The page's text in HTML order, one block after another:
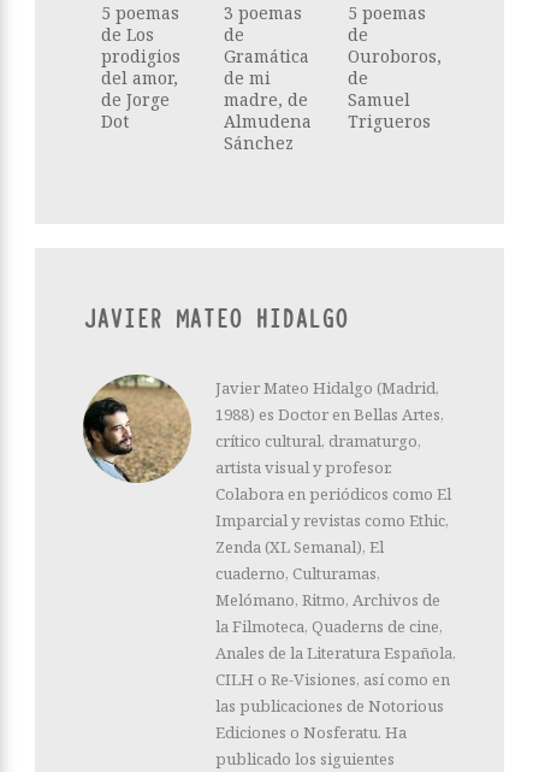
5 poemas
de Los
prodigios
del amor,
de Jorge
Dot
3 poemas
de
Gramática
de mi
madre, de
Almudena
Sánchez
5 poemas
de
Ouroboros,
de
Samuel
Trigueros
JAVIER MATEO HIDALGO
Javier Mateo Hidalgo (Madrid,
1988) es Doctor en Bellas Artes,
crítico cultural, dramaturgo,
artista visual y profesor.
Colabora en periódicos como El
Imparcial y revistas como Ethic,
Zenda (XL Semanal), El
cuaderno, Culturamas,
Melómano, Ritmo, Archivos de
la Filmoteca, Quaderns de cine,
Anales de la Literatura Española,
CILH o Re-Visiones, así como en
las publicaciones de Notorious
Ediciones o Nosferatu. Ha
publicado los siguientes